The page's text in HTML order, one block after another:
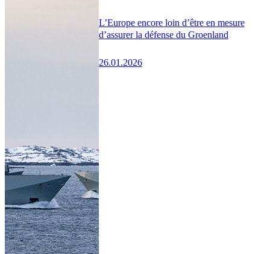
L’Europe encore loin d’être en mesure
d’assurer la défense du Groenland
26.01.2026